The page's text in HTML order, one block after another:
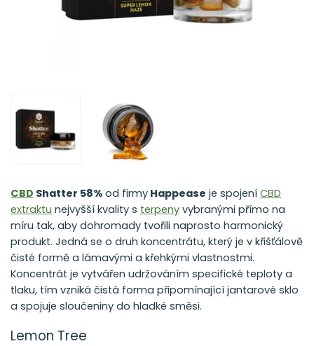
CBD Shatter 58% od firmy Happease je spojení CBD
extraktu nejvyšší kvality s terpeny vybranými přímo na
míru tak, aby dohromady tvořili naprosto harmonický
produkt. Jedná se o druh koncentrátu, který je v křišťálově
čisté formě a lámavými a křehkými vlastnostmi.
Koncentrát je vytvářen udržováním specifické teploty a
tlaku, tím vzniká čistá forma připomínající jantarové sklo
a spojuje sloučeniny do hladké směsi.
Lemon Tree